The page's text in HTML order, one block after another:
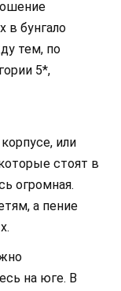
в бунгало
тем, по
5*,
или
стоят в
огромная.
а пение
на юге. В